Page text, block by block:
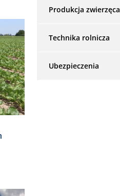
Produkcja zwierzęca
Technika rolnicza
Ubezpieczenia